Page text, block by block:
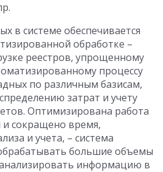
в системе обеспечивается
обработке –
реестров, упрощенному
процессу
по различным базисам,
затрат и учету
Оптимизирована работа
сокращено время,
и учета, – система
большие объемы
информацию в